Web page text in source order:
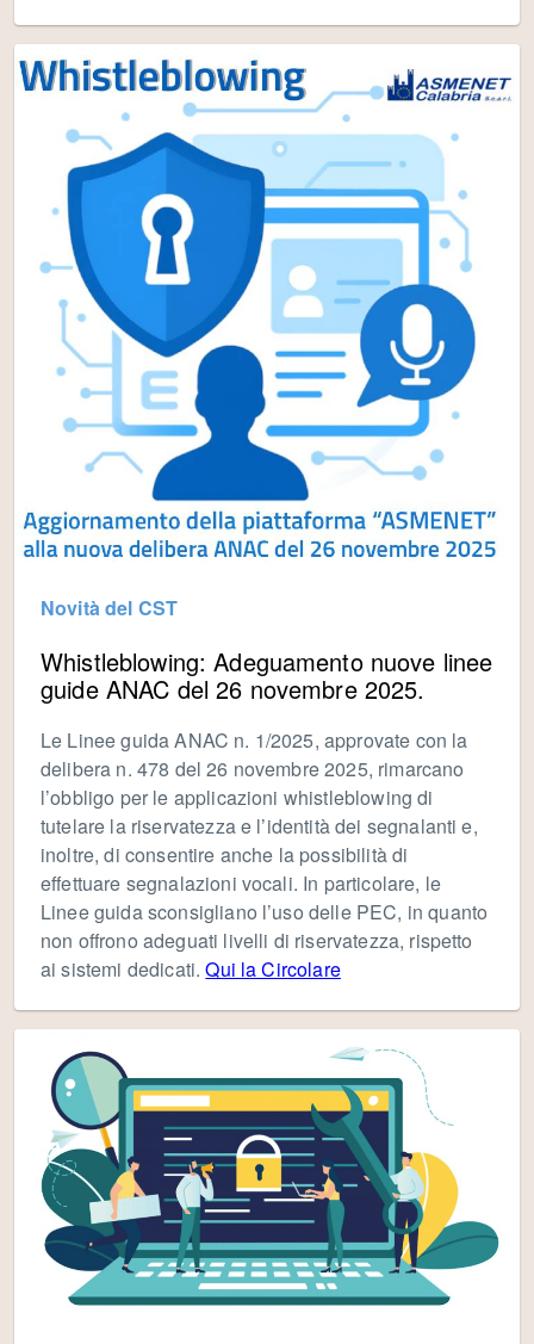
Novità del CST
Whistleblowing: Adeguamento nuove linee
guide ANAC del 26 novembre 2025.
Le Linee guida ANAC n. 1/2025, approvate con la
delibera n. 478 del 26 novembre 2025, rimarcano
l’obbligo per le applicazioni whistleblowing di
tutelare la riservatezza e l’identità dei segnalanti e,
inoltre, di consentire anche la possibilità di
effettuare segnalazioni vocali. In particolare, le
Linee guida sconsigliano l’uso delle PEC, in quanto
non offrono adeguati livelli di riservatezza, rispetto
ai sistemi dedicati.Qui la Circolare